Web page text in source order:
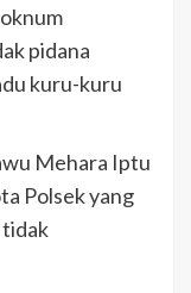
pidana
kuru-kuru
Mehara Iptu
Polsek yang
tidak